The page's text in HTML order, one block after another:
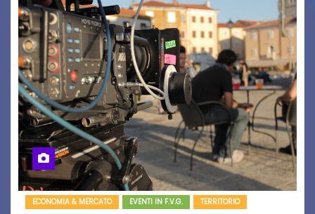
ECONOMIA & MERCATO EVENTI IN F.V.G. TERRITORIO